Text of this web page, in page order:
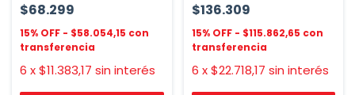
$68.299
$58.054,15
6 x$11.383,17 sin interés
$136.309
$115.862,65
6 x$22.718,17 sin interés